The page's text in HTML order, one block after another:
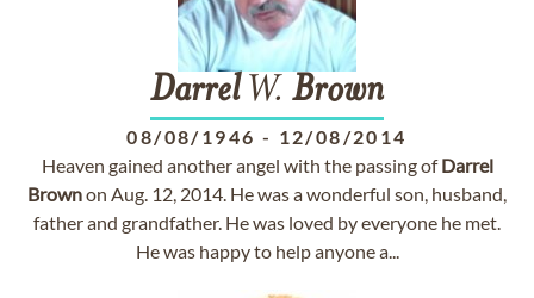
DarrelW. Brown
08/08/1946 - 12/08/2014
Heaven gained another angel with the passing ofDarrel
Brownon Aug. 12, 2014. He was a wonderful son, husband,
father and grandfather. He was loved by everyone he met.
He was happy to help anyone a...